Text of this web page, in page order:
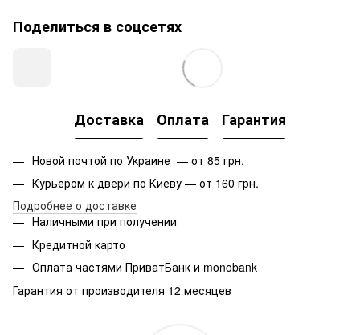
Поделиться в соцсетях
Доставка Оплата Гарантия
Новой почтой по Украине — от 85 грн.
Курьером к двери по Киеву — от 160 грн.
Подробнее о доставке
Наличными при получении
Кредитной карто
Оплата частями ПриватБанк и monobank
Гарантия от производителя 12 месяцев